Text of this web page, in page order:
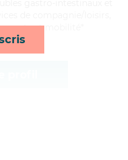
et mobilité*